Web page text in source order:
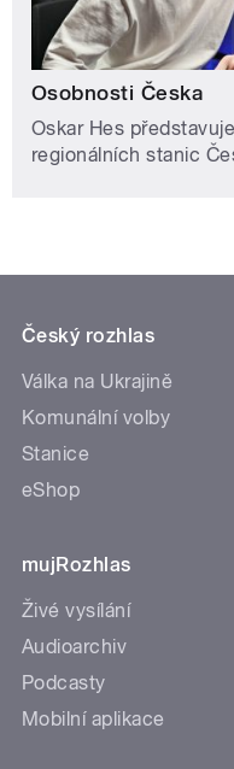
Osobnosti Česka
Oskar Hes
regionálních stanic
Český rozhlas
Válka na Ukrajině
Komunální volby
Stanice
eShop
mujRozhlas
Živé vysílání
Audioarchiv
Podcasty
Mobilní aplikace